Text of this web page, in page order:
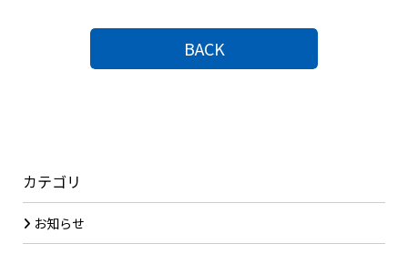
BACK
カテゴリ
お知らせ